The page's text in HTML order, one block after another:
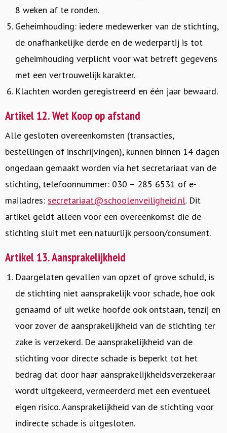
8 weken af te ronden.
Geheimhouding: iedere medewerker van de stichting,
de onafhankelijke derde en de wederpartij is tot
geheimhouding verplicht voor wat betreft gegevens
met een vertrouwelijk karakter.
Klachten worden geregistreerd en één jaar bewaard.
Artikel 12. Wet Koop op afstand
Alle gesloten overeenkomsten (transacties,
bestellingen of inschrijvingen), kunnen binnen 14 dagen
ongedaan gemaakt worden via het secretariaat van de
stichting, telefoonnummer: 030 – 285 6531 of e-
mailadres: secretariaat@schoolenveiligheid.nl. Dit
artikel geldt alleen voor een overeenkomst die de
stichting sluit met een natuurlijk persoon/consument.
Artikel 13. Aansprakelijkheid
Daargelaten gevallen van opzet of grove schuld, is
de stichting niet aansprakelijk voor schade, hoe ook
genaamd of uit welke hoofde ook ontstaan, tenzij en
voor zover de aansprakelijkheid van de stichting ter
zake is verzekerd. De aansprakelijkheid van de
stichting voor directe schade is beperkt tot het
bedrag dat door haar aansprakelijkheidsverzekeraar
wordt uitgekeerd, vermeerderd met een eventueel
eigen risico. Aansprakelijkheid van de stichting voor
indirecte schade is uitgesloten.